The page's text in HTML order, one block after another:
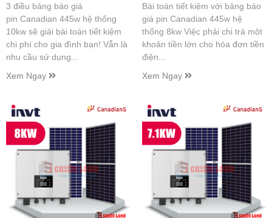
3 điều bảng báo giá
pin Canadian 445w hệ thống
10kw sẽ giải bài toán tiết kiệm
chi phí cho gia đình bạn! Vẫn là
nhu cầu sử dụng...
Xem Ngay
Bài toán tiết kiệm với bảng báo
giá pin Canadian 445w hệ
thống 8kw Việc phải chi trả một
khoản tiền lớn cho hóa đơn tiền
điện...
Xem Ngay